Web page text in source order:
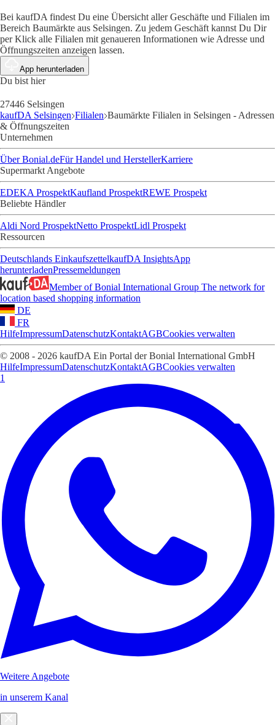
Bei kaufDA findest Du eine Übersicht aller Geschäfte und Filialen im
Bereich Baumärkte aus Selsingen. Zu jedem Geschäft kannst Du Dir
per Klick alle Filialen mit genaueren Informationen wie Adresse und
Öffnungszeiten anzeigen lassen.
App herunterladen
Du bist hier
27446 Selsingen
kaufDA Selsingen Filialen Baumärkte Filialen in Selsingen - Adressen
& Öffnungszeiten
Unternehmen
Über Bonial.deFür Handel und HerstellerKarriere
Supermarkt Angebote
EDEKA ProspektKaufland ProspektREWE Prospekt
Beliebte Händler
Aldi Nord ProspektNetto ProspektLidl Prospekt
Ressourcen
Deutschlands EinkaufszettelkaufDA InsightsApp
herunterladenPressemeldungen
Member of Bonial International Group The network for
location based shopping information
DE
FR
HilfeImpressumDatenschutzKontaktAGBCookies verwalten
© 2008 - 2026 kaufDA Ein Portal der Bonial International GmbH
HilfeImpressumDatenschutzKontaktAGBCookies verwalten
1
Weitere Angebote
in unserem Kanal